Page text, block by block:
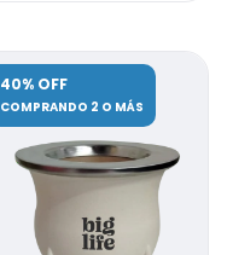
40% OFF
COMPRANDO 2 O MÁS